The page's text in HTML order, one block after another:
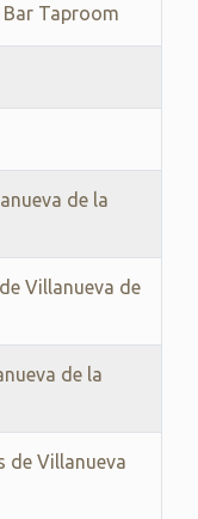
Bar Taproom
de la
Villanueva de
de la
de Villanueva